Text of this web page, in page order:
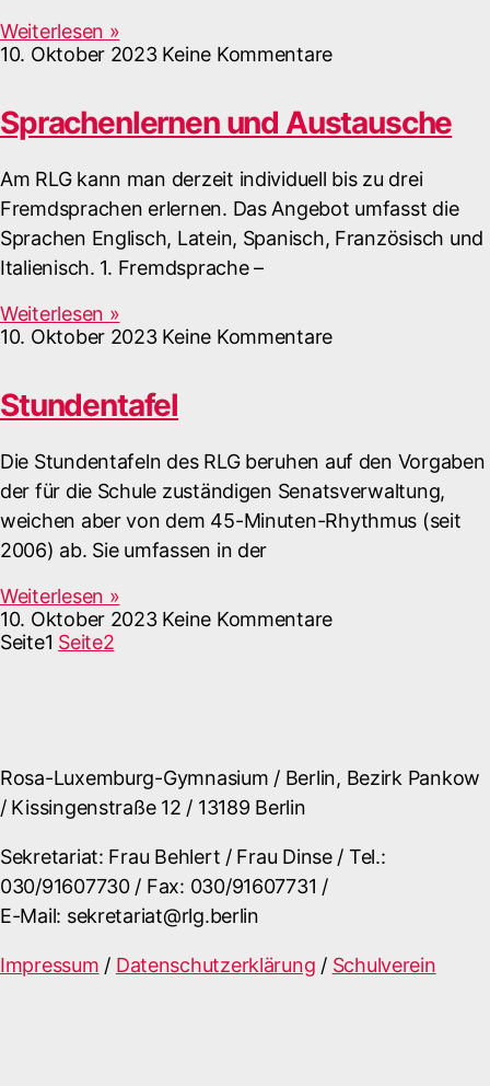
Weiterlesen »
10. Oktober 2023 Keine Kommentare
Sprachenlernen und Austausche
Am RLG kann man derzeit individuell bis zu drei
Fremdsprachen erlernen. Das Angebot umfasst die
Sprachen Englisch, Latein, Spanisch, Französisch und
Italienisch. 1. Fremdsprache –
Weiterlesen »
10. Oktober 2023 Keine Kommentare
Stundentafel
Die Stundentafeln des RLG beruhen auf den Vorgaben
der für die Schule zuständigen Senatsverwaltung,
weichen aber von dem 45-Minuten-Rhythmus (seit
2006) ab. Sie umfassen in der
Weiterlesen »
10. Oktober 2023 Keine Kommentare
Seite1 Seite2
Rosa-Luxemburg-Gymnasium / Berlin, Bezirk Pankow
/ Kissingenstraße 12 / 13189 Berlin
Sekretariat: Frau Behlert / Frau Dinse / Tel.:
030/91607730 / Fax: 030/91607731 /
E-Mail: sekretariat@rlg.berlin
Impressum / Datenschutzerklärung / Schulverein